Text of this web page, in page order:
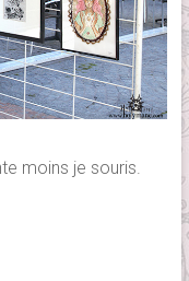
moins je souris.